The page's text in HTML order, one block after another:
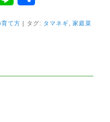
て方 タグ: タマネギ,家庭菜